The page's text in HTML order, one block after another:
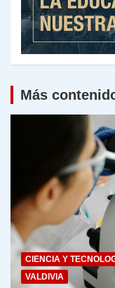
Más
CIENCIA Y
VALDIVIA